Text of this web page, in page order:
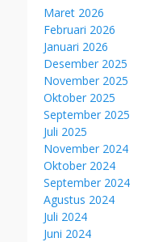
Maret 2026
Februari 2026
Januari 2026
Desember 2025
November 2025
Oktober 2025
September 2025
Juli 2025
November 2024
Oktober 2024
September 2024
Agustus 2024
Juli 2024
Juni 2024